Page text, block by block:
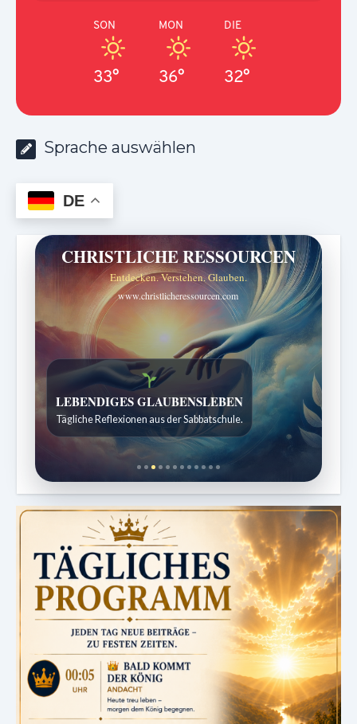
SON
33°
MON
36°
DIE
32°
Sprache auswählen
DE
CHRISTLICHE RESSOURCEN
Entdecken. Verstehen. Glauben.
www.christlicheressourcen.com
Bibelgeschichten zum Staunen
Kindergeschichten für 7 bis 12 Jahre.